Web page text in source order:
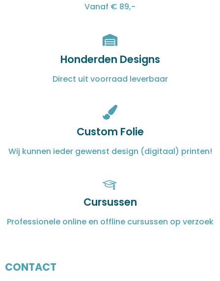
Vanaf € 89,-
Honderden Designs
Direct uit voorraad leverbaar
Custom Folie
Wij kunnen ieder gewenst design (digitaal) printen!
Cursussen
Professionele online en offline cursussen op verzoek
CONTACT